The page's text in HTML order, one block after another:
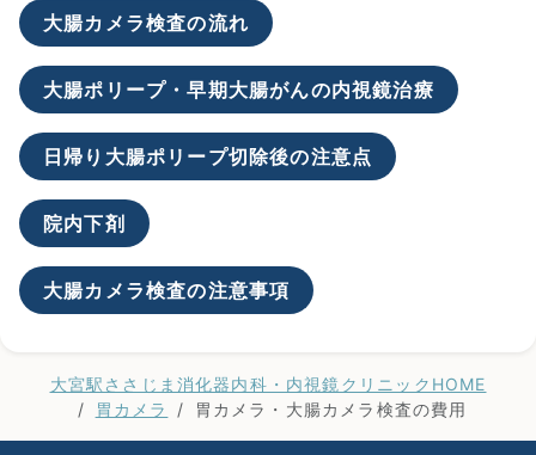
大腸カメラ検査の流れ
大腸ポリープ・早期大腸がんの内視鏡治療
日帰り大腸ポリープ切除後の注意点
院内下剤
大腸カメラ検査の注意事項
大宮駅ささじま消化器内科・内視鏡クリニックHOME
胃カメラ
胃カメラ・大腸カメラ検査の費用